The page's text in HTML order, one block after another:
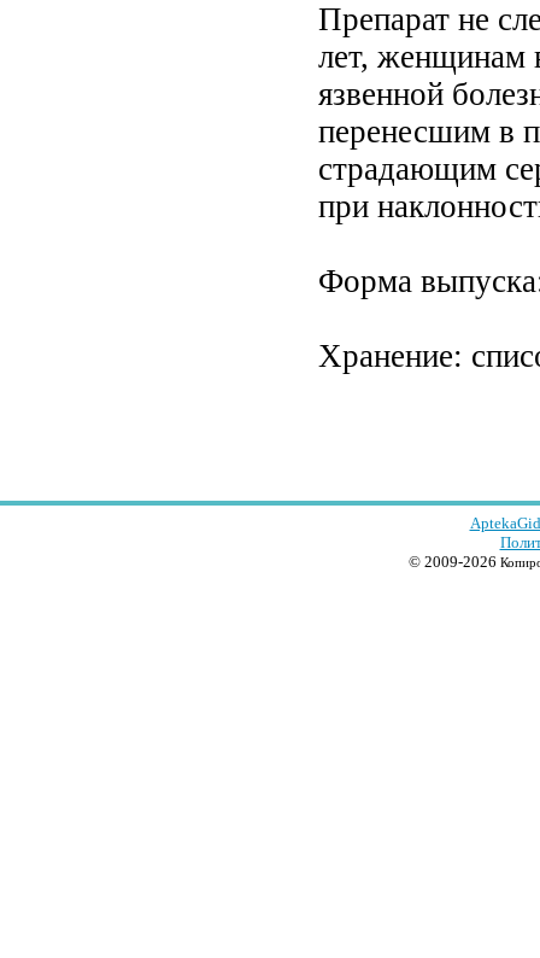
Препарат не
лет, женщинам
язвенной
перенесшим в
страдающим
при
Форма
Хранение:
© 2009-2026